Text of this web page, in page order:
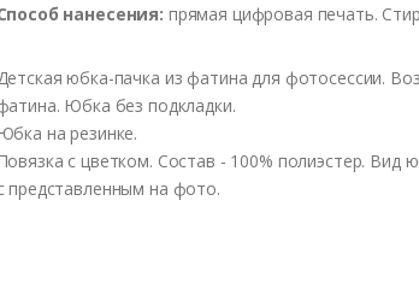
нанесения: прямая цифровая печать.
Детская юбка-пачка из фатина для фотосессии.
Юбка без подкладки.
на резинке.
с цветком. Состав - 100% полиэстер.
представленным на фото.